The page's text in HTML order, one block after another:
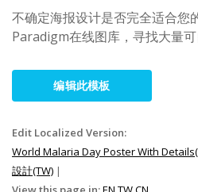
不确定海报设计是否完全适合您
Paradigm在线图库，寻找大量
编辑此模板
Edit Localized Version:
World Malaria Day Poster With
設計(TW) |